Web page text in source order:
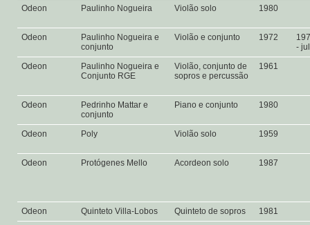
Odeon Paulinho Nogueira Violão solo 1980
Odeon
Paulinho Nogueira e
conjunto
Violão e conjunto 1972
-
Odeon
Paulinho Nogueira e
Conjunto RGE
Violão, conjunto de
sopros e percussão
1961
Odeon
Pedrinho Mattar e
conjunto
Piano e conjunto 1980
Odeon Poly Violão solo 1959
Odeon Protógenes Mello Acordeon solo 1987
Odeon Quinteto Villa-Lobos Quinteto de sopros
1981